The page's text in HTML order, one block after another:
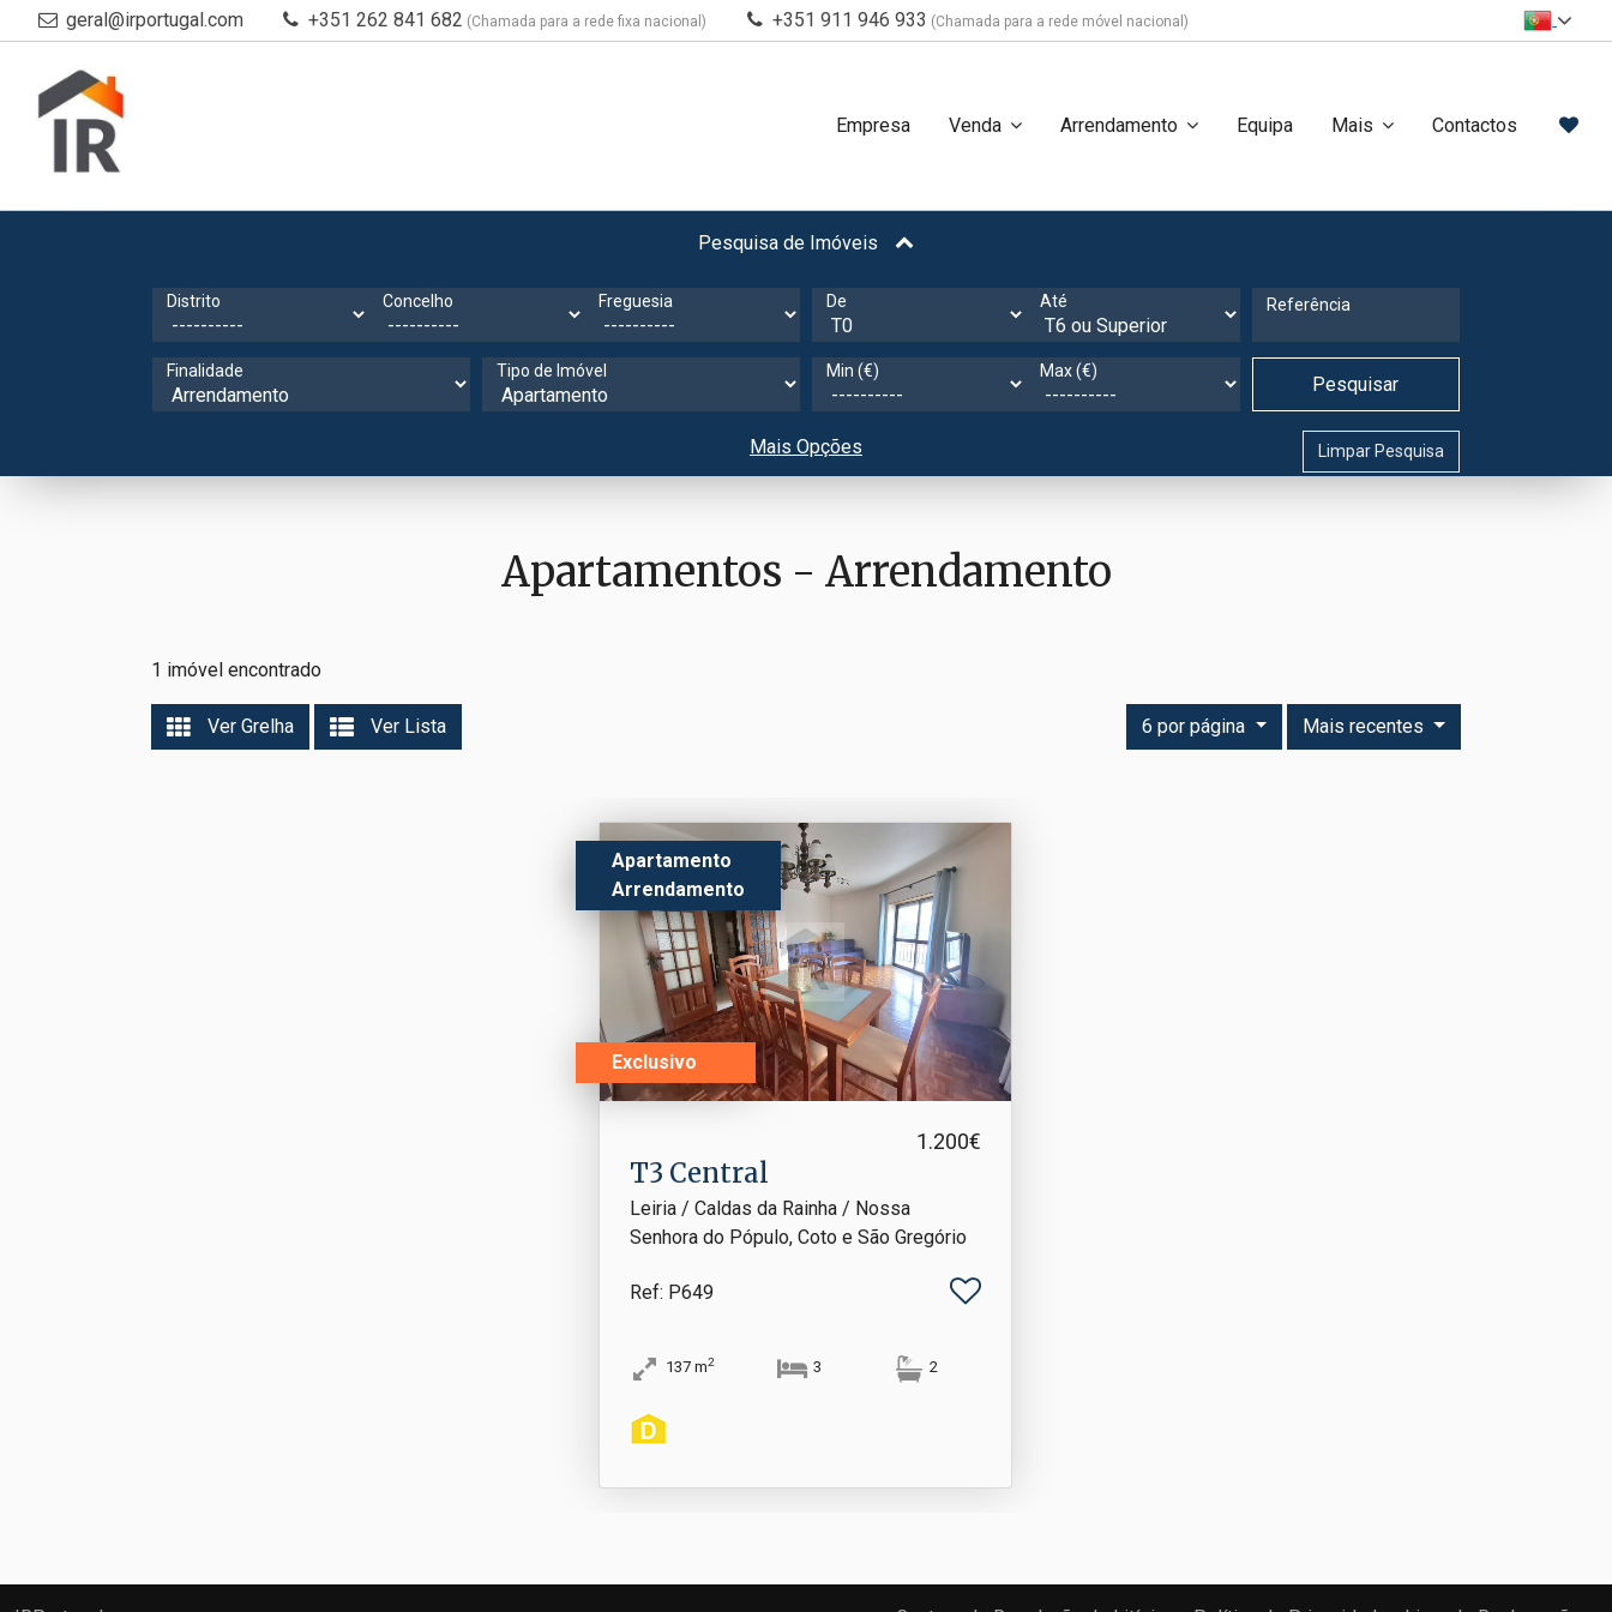
geral@irportugal.com +351 262 841 682 (Chamada para a rede fixa nacional) +351 911 946 933 (Chamada para a rede móvel nacional)
Empresa Venda Arrendamento Equipa Mais Contactos
Pesquisa de Imóveis
Distrito Concelho Freguesia De Até Referência
Finalidade Tipo de Imóvel Min (€) Max (€)
Pesquisar
Mais Opções Limpar Pesquisa
Apartamentos - Arrendamento
1 imóvel encontrado
Ver Grelha Ver Lista 6 por página Mais recentes
Apartamento
Arrendamento
Exclusivo
1.200€
T3 Central
Leiria / Caldas da Rainha / Nossa
Senhora do Pópulo, Coto e São Gregório
Ref: P649
137m2 3 2